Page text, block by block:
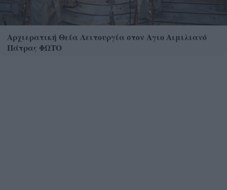
Αρχιερατική Θεία Λειτουργία στον Αγιο Αιμιλιανό
Πάτρας ΦΩΤΟ